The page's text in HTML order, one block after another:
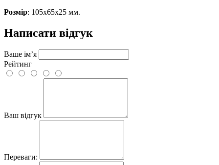
Розмір: 105х65х25 мм.
Написати відгук
Ваше ім’я
Рейтинг
Ваш відгук
Переваги: